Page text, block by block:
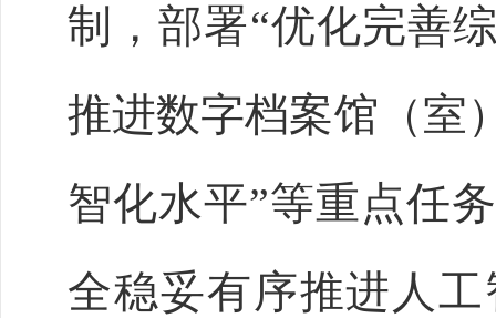
制，部署“优化完善
推进数字档案馆（室
智化水平”等重点任
全稳妥有序推进人